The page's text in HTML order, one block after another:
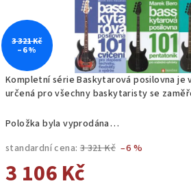
Kompletní série Baskytarová posilovna je
určená pro všechny baskytaristy se
Položka byla vyprodána…
standardní cena: 3 321 Kč –6 %
3 106 Kč
3 321 Kč
–6 %